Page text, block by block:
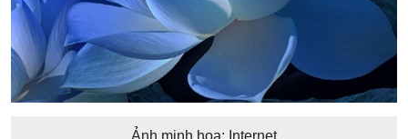
Ảnh minh họa: Internet